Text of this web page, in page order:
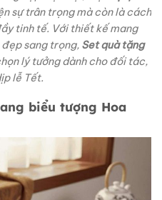
sự trân trọng mà còn là cách
tinh tế. Với thiết kế mang
sang trọng, Set quà tặng
lý tưởng dành cho đối tác,
lễ Tết.
biểu tượng Hoa